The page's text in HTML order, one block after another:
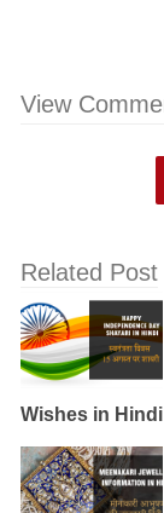
View
Related Post
Wishes in Hindi